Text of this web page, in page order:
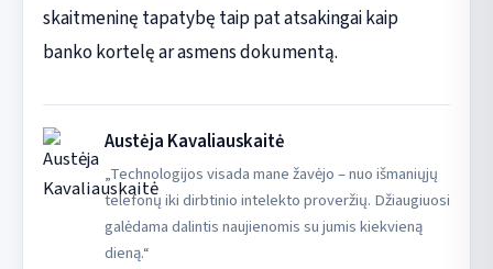
skaitmeninę tapatybę taip pat atsakingai kaip
banko kortelę ar asmens dokumentą.
Austėja Kavaliauskaitė
„Technologijos visada mane žavėjo – nuo išmaniųjų
telefonų iki dirbtinio intelekto proveržių. Džiaugiuosi
galėdama dalintis naujienomis su jumis kiekvieną
dieną.“